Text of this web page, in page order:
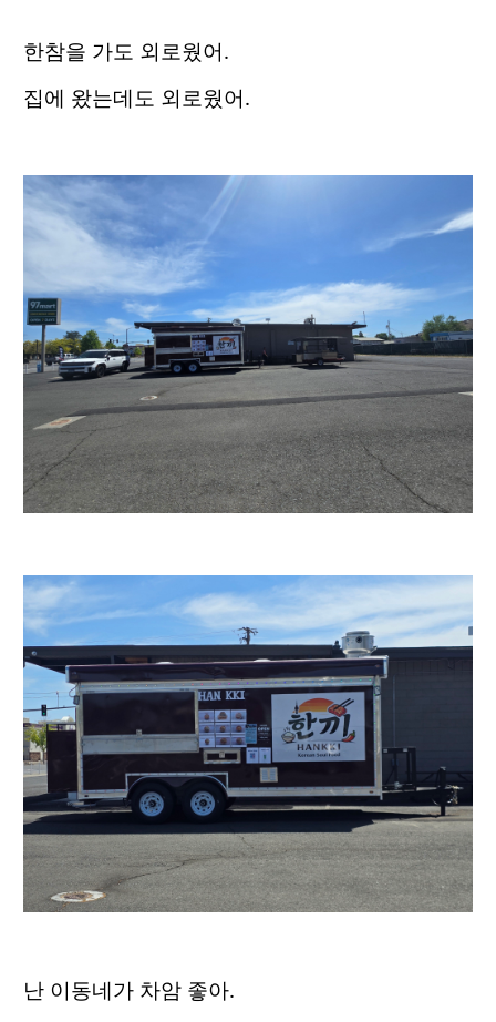
한참을 가도 외로웠어.
집에 왔는데도 외로웠어.
난 이동네가 차암 좋아.